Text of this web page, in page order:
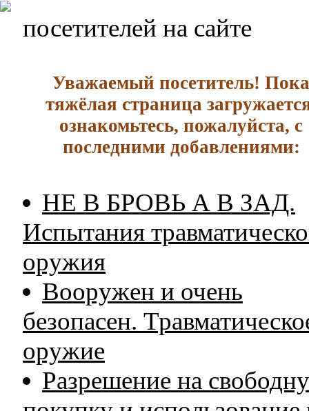
посетителей на сайте
Уважаемый посетитель! Пока
тяжёлая страница
ознакомьтесь, пожалуйста, с
последними добавлениями:
НЕ В БРОВЬ А В ЗАД.
Испытания
оружия
Вооружен и очень
безопасен.
оружие
Разрешение на